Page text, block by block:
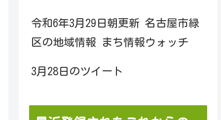
令和6年3月29日朝更新 名古屋市緑
区の地域情報 まち情報ウォッチ
3月28日のツイート